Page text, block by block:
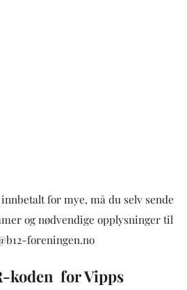
for mye, må du selv sende
og nødvendige opplysninger til
foreningen.no
koden for Vipps